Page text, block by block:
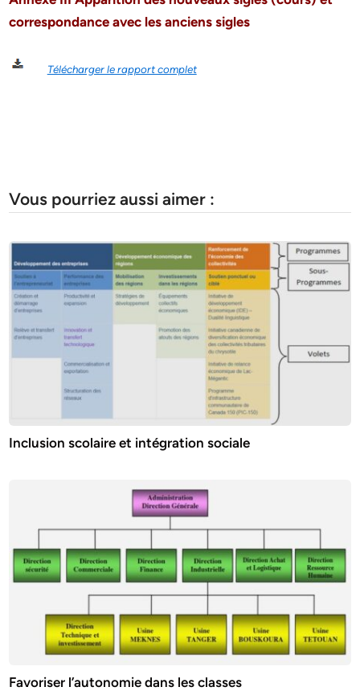
correspondance avec les anciens sigles
Télécharger le rapport complet
Vous pourriez aussi aimer :
Inclusion scolaire et intégration sociale
Favoriser l’autonomie dans les classes